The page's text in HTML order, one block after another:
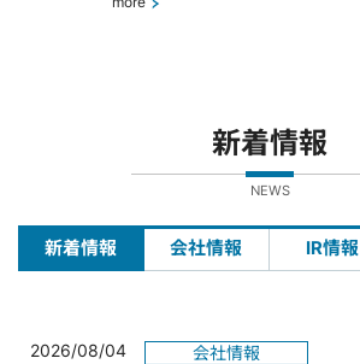
新着情報
NEWS
新着情報 会社情報 IR情報
2026/08/04
会社情報